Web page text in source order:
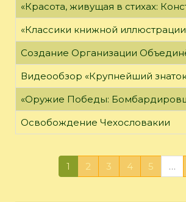
«Красота, живущая в стихах:
«Классики книжной
Создание Организации
Видеообзор «Крупнейший
«Оружие Победы:
Освобождение Чехословакии
1 2 3 4 5 …